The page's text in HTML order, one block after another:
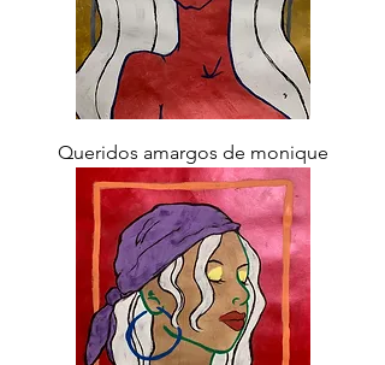
Queridos amargos de monique